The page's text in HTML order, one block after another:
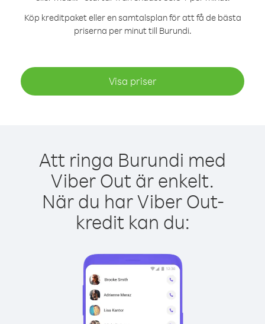
Köp kreditpaket eller en samtalsplan för att få de bästa
priserna per minut till Burundi.
Visa priser
Att ringa Burundi med
Viber Out är enkelt.
När du har Viber Out-
kredit kan du: